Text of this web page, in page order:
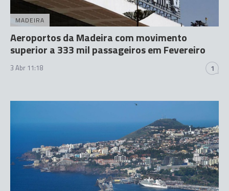
MADEIRA
Aeroportos da Madeira com movimento
superior a 333 mil passageiros em Fevereiro
3 Abr 11:18 1